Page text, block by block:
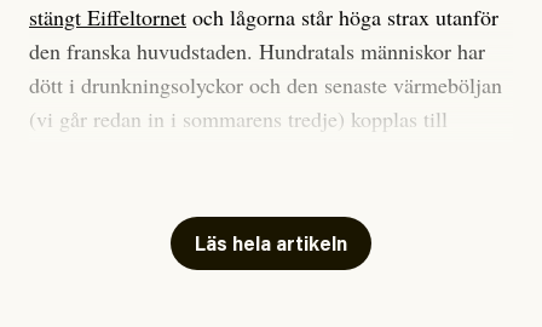
stängt Eiffeltornet och lågorna står höga strax utanför
den franska huvudstaden. Hundratals människor har
dött i drunkningsolyckor och den senaste värmeböljan
(vi går redan in i sommarens tredje) kopplas till
Har du också panik i hettan? Känns det som en
mardröm? Bra, allt annat vore fullständigt orimligt.
Läs hela artikeln